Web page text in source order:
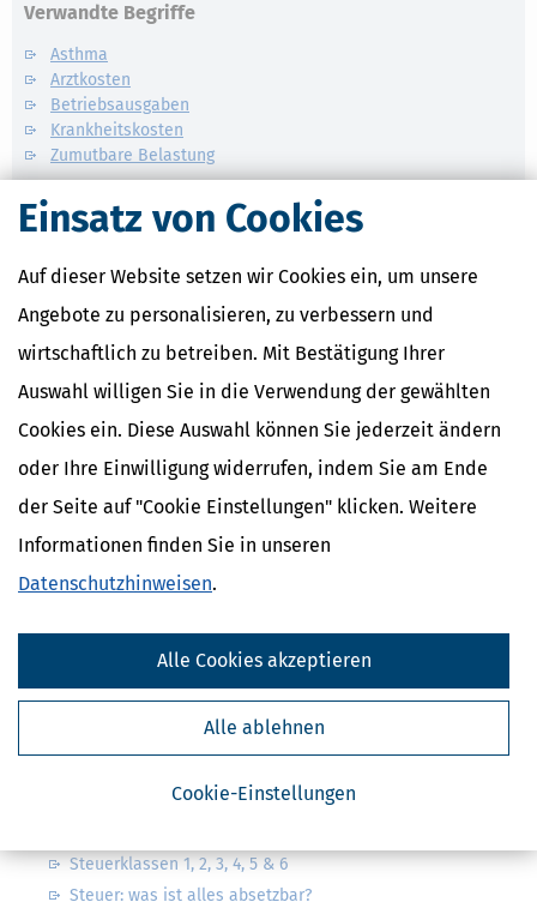
Einsatz von Cookies
Auf dieser Website setzen wir Cookies ein, um unsere
Angebote zu personalisieren, zu verbessern und
wirtschaftlich zu betreiben. Mit Bestätigung Ihrer
Auswahl willigen Sie in die Verwendung der gewählten
Cookies ein. Diese Auswahl können Sie jederzeit ändern
oder Ihre Einwilligung widerrufen, indem Sie am Ende
der Seite auf "Cookie Einstellungen" klicken. Weitere
Informationen finden Sie in unseren
Datenschutzhinweisen.
Cookie-Einstellungen
Alle ablehnen
Alle Cookies akzeptieren
Verwandte Begriffe
Asthma
Arztkosten
Betriebsausgaben
Krankheitskosten
Zumutbare Belastung
Kostenlose Steuertipps & News
Steuertipps
von Steuertipps abonnieren. Die
Meine Einwilligung kann ich jederzeit durch
Steuerklassen 1, 2, 3, 4, 5 & 6
Steuer: was ist alles absetzbar?